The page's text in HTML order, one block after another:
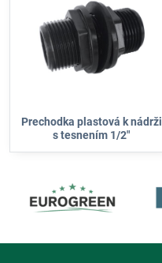
Prechodka plastová k nádrži
s tesnením 1/2"